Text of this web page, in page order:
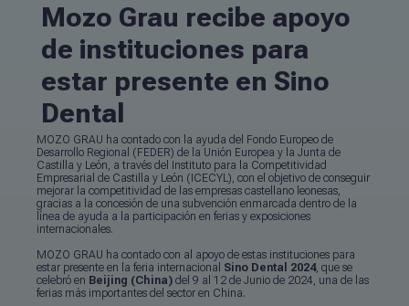
Mozo Grau recibe apoyo
de instituciones para
estar presente en Sino
Dental
MOZO GRAU ha contado con la ayuda del Fondo Europeo de
Desarrollo Regional (FEDER) de la Unión Europea y la Junta de
Castilla y León, a través del Instituto para la Competitividad
Empresarial de Castilla y León (ICECYL), con el objetivo de conseguir
mejorar la competitividad de las empresas castellano leonesas,
gracias a la concesión de una subvención enmarcada dentro de la
línea de ayuda a la participación en ferias y exposiciones
internacionales.
MOZO GRAU ha contado con al apoyo de estas instituciones para
estar presente en la feria internacional Sino Dental 2024, que se
celebró en Beijing (China) del 9 al 12 de Junio de 2024, una de las
ferias más importantes del sector en China.